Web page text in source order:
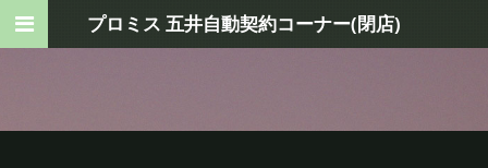
プロミス 五井自動契約コーナー(閉店)